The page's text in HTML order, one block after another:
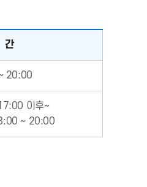
간
20:00
이후~
~ 20:00